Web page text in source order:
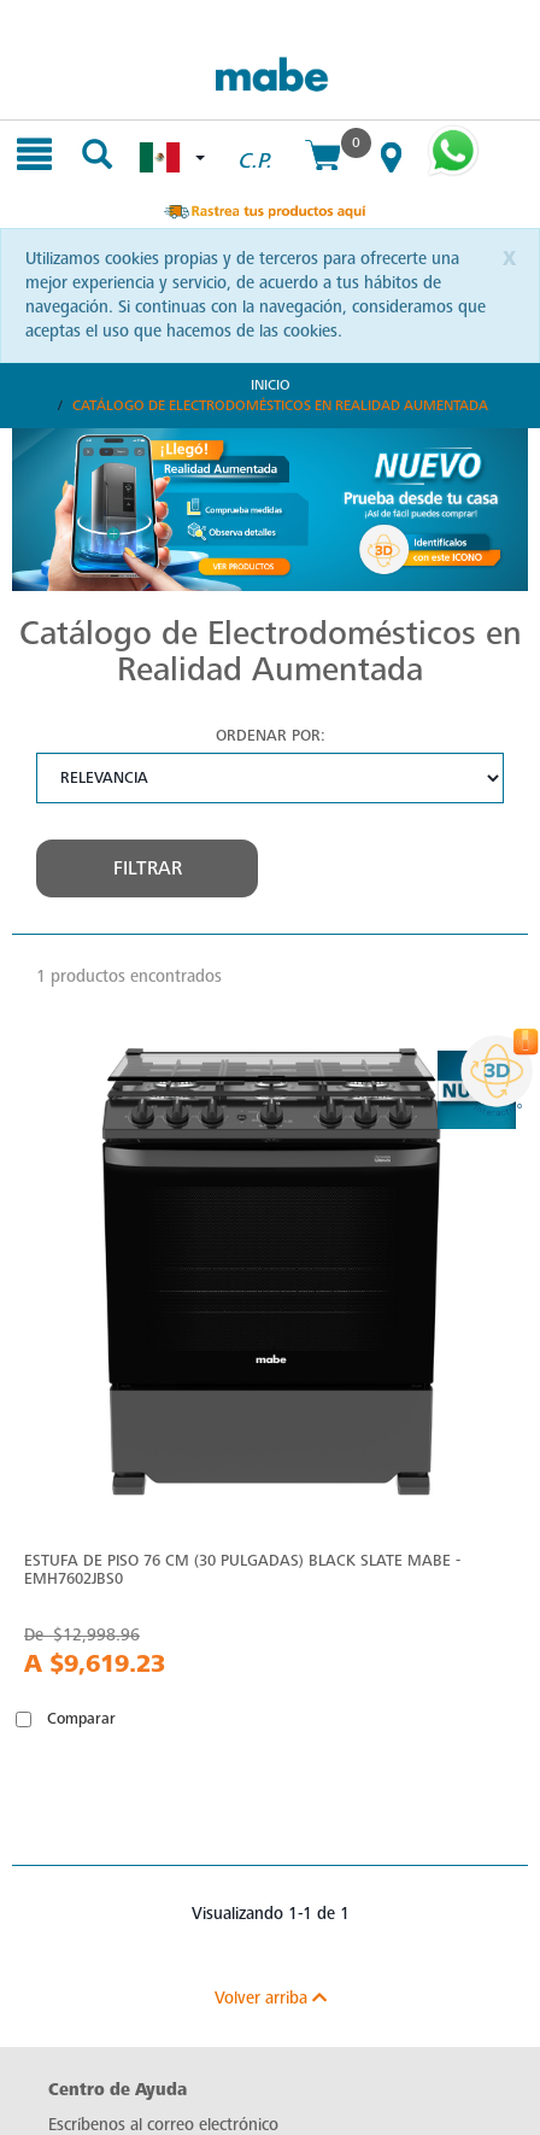
C.P.
0
x
Utilizamos cookies propias y de terceros para ofrecerte una
mejor experiencia y servicio, de acuerdo a tus hábitos de
navegación. Si continuas con la navegación, consideramos que
aceptas el uso que hacemos de las cookies.
INICIO
CATÁLOGO DE ELECTRODOMÉSTICOS EN REALIDAD AUMENTADA
Catálogo de Electrodomésticos en
Realidad Aumentada
ORDENAR POR:
FILTRAR
1 productos encontrados
ESTUFA DE PISO 76 CM (30 PULGADAS) BLACK SLATE MABE -
EMH7602JBS0
De$12,998.96
A $9,619.23
Comparar
Visualizando 1-1 de 1
Volver arriba
Centro de Ayuda
Escríbenos al correo electrónico